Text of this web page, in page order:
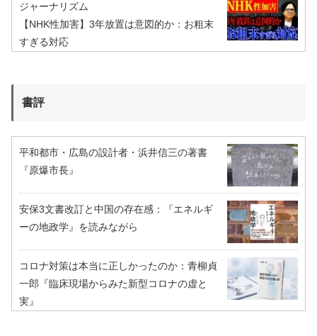
ジャーナリズム
【NHK性加害】3年放置は意図的か：お粗末
すぎる対応
書評
平和都市・広島の設計者・浜井信三の著書
『原爆市長』
安保3文書改訂と中国の存在感：『エネルギ
ーの地政学』を読みながら
コロナ対策は本当に正しかったのか：青柳貞
一郎『臨床現場からみた新型コロナの虚と
実』